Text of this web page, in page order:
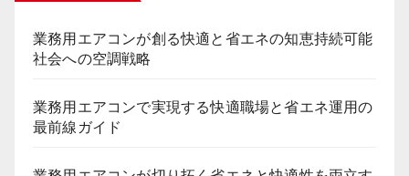
業務用エアコンが創る快適と省エネの知恵持続可能
社会への空調戦略
業務用エアコンで実現する快適職場と省エネ運用の
最前線ガイド